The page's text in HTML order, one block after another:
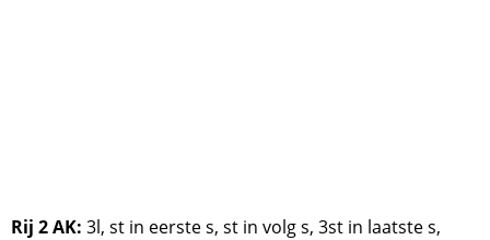
Rij 2 AK: 3l, st in eerste s, st in volg s, 3st in laatste s,